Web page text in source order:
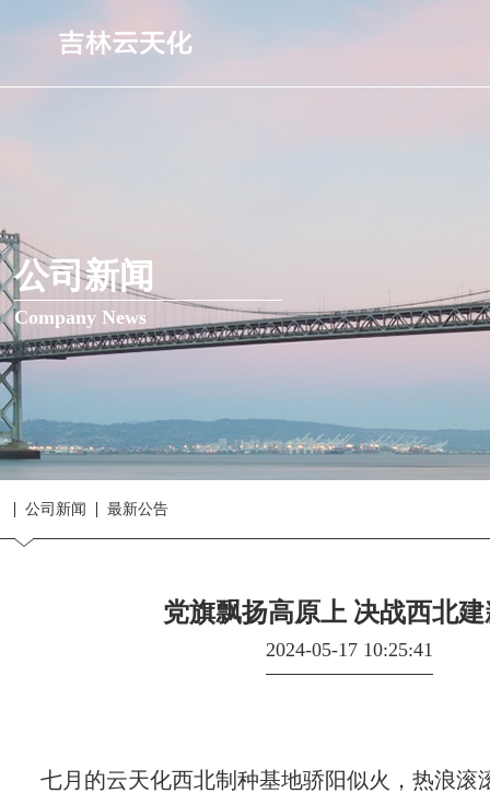
公司新闻
Company News
公司新闻 最新公告
党旗飘扬高原上 决战西北
2024-05-17 10:25:41
七月的云天化西北制种基地骄阳似火，热浪滚